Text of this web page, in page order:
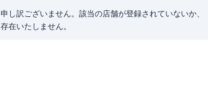
申し訳ございません。該当の店舗が登録されていないか、
存在いたしません。